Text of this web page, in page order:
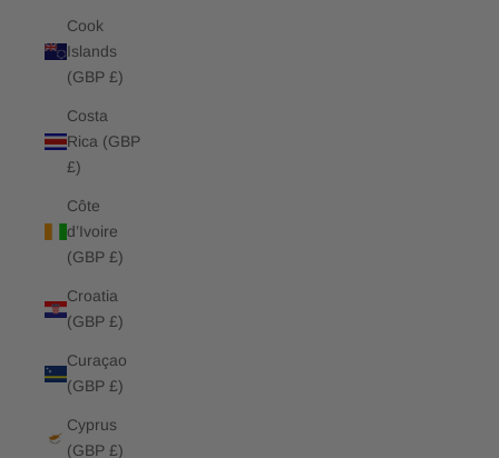
Cook
Islands
(GBP £)
Costa
Rica (GBP
£)
Côte
d’Ivoire
(GBP £)
Croatia
(GBP £)
Curaçao
(GBP £)
Cyprus
(GBP £)